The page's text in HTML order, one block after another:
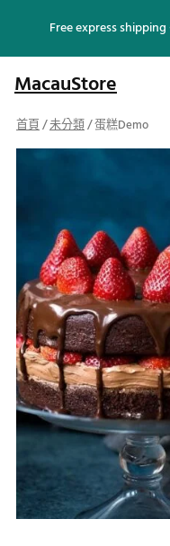
主
Free express
MacauStore
首頁/未分類/ 蛋糕Demo